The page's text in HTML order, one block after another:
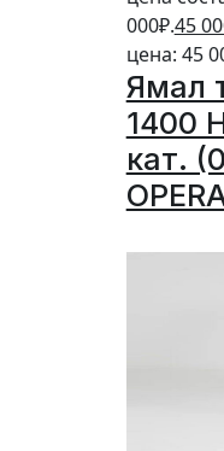
000₽.45
цена: 45
Ямал
1400
кат.